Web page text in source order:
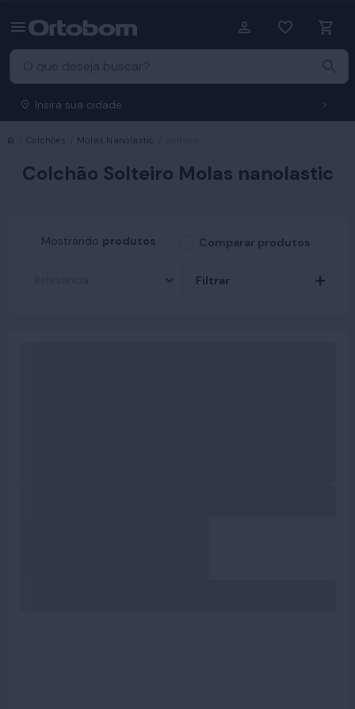
Insira sua cidade
Início
Colchões Molas Nanolastic
Colchão Solteiro Molas nanolastic
Mostrando produtos Comparar produtos
Filtrar